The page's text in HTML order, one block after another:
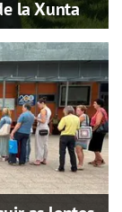
la Xunta